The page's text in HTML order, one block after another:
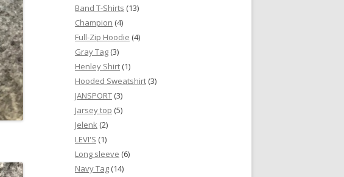
Band T-Shirts (13)
Champion (4)
Full-Zip Hoodie (4)
Gray Tag (3)
Henley Shirt (1)
Hooded Sweatshirt (3)
JANSPORT (3)
Jarsey top (5)
Jelenk (2)
LEVI'S (1)
Long sleeve (6)
Navy Tag (14)